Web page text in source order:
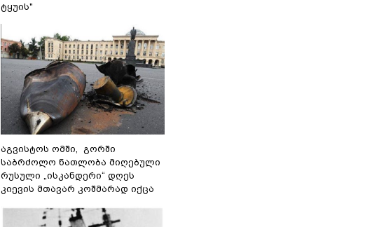
ტყუის"
აგვისტოს ომში, გორში
საბრძოლო ნათლობა მიღებული
რუსული „ისკანდერი“ დღეს
კიევის მთავარ კოშმარად იქცა